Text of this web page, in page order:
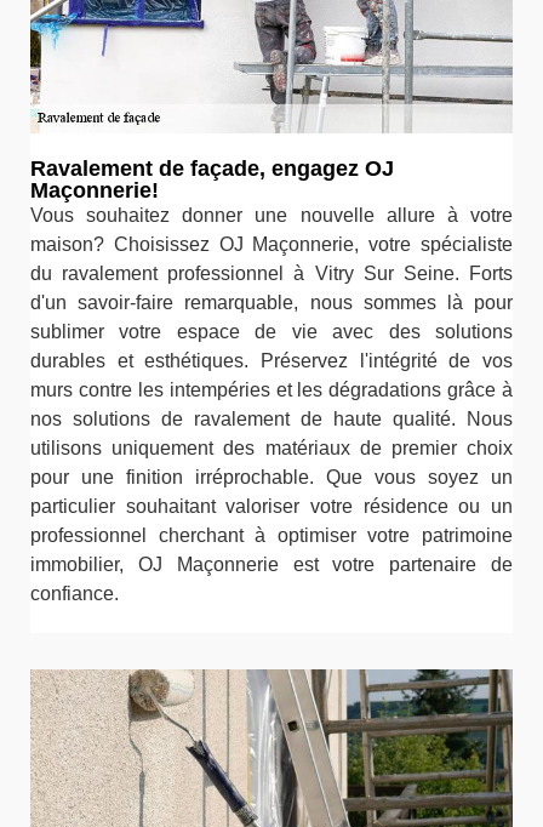
Ravalement de façade, engagez OJ
Maçonnerie!
Vous souhaitez donner une nouvelle allure à votre
maison? Choisissez OJ Maçonnerie, votre spécialiste
du ravalement professionnel à Vitry Sur Seine. Forts
d'un savoir-faire remarquable, nous sommes là pour
sublimer votre espace de vie avec des solutions
durables et esthétiques. Préservez l'intégrité de vos
murs contre les intempéries et les dégradations grâce à
nos solutions de ravalement de haute qualité. Nous
utilisons uniquement des matériaux de premier choix
pour une finition irréprochable. Que vous soyez un
particulier souhaitant valoriser votre résidence ou un
professionnel cherchant à optimiser votre patrimoine
immobilier, OJ Maçonnerie est votre partenaire de
confiance.